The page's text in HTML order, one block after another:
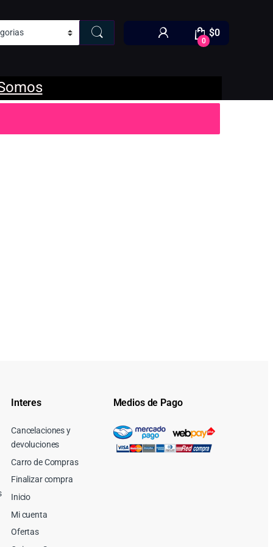
0
$0
Interes
Cancelaciones y
devoluciones
Carro de Compras
Finalizar compra
Inicio
Mi cuenta
Ofertas
Medios de Pago